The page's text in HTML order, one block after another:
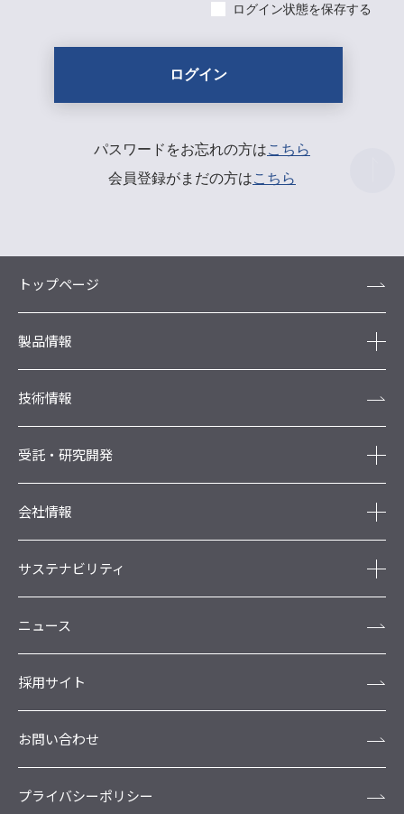
ログイン状態を保存する
パスワードをお忘れの方はこちら
会員登録がまだの方はこちら
トップページ
製品情報
技術情報
受託・研究開発
会社情報
サステナビリティ
ニュース
採用サイト
お問い合わせ
プライバシーポリシー